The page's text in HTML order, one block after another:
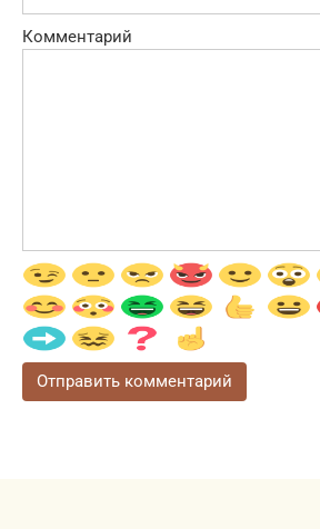
Комментарий